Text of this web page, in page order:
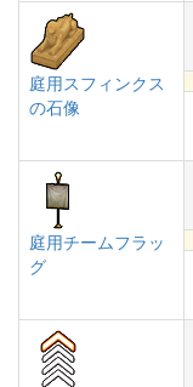
庭用スフィンクス
の石像
庭用チームフラッ
グ